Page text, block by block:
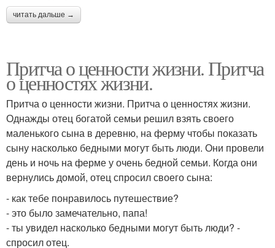
читать дальше →
Притча о ценности жизни. Притча
о ценностях жизни.
Притча о ценности жизни. Притча о ценностях жизни.
Однажды отец богатой семьи решил взять своего
маленького сына в деревню, на ферму чтобы показать
сыну насколько бедными могут быть люди. Они провели
день и ночь на ферме у очень бедной семьи. Когда они
вернулись домой, отец спросил своего сына:
- как тебе понравилось путешествие?
- это было замечательно, папа!
- ты увидел насколько бедными могут быть люди? -
спросил отец.